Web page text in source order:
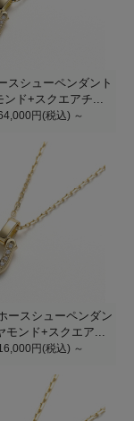
スシューペンダント
ド+スクエアチ...
円(税込) ～
ースシューペンダン
モンド+スクエア...
円(税込) ～